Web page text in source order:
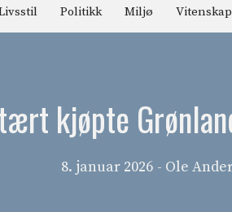
Politikk Miljø Vitenskap
kjøpte
8. januar 2026 - Ole